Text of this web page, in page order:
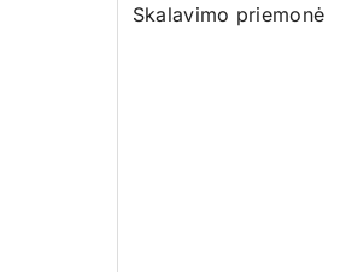
Skalavimo priemonė